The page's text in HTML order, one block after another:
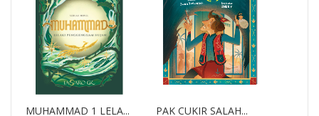
MUHAMMAD 1 LELA... PAK CUKIR SALAH...